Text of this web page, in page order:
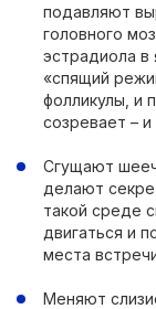
подавляют
головного
эстрадиола в
«спящий
фолликулы, и
созревает –
Сгущают
делают
такой среде
двигаться и
места
Меняют